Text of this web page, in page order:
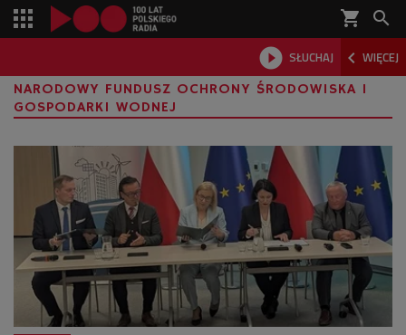
shopping_cart 
 SŁUCHAJ  WIĘCEJ

NARODOWY FUNDUSZ OCHRONY ŚRODOWISKA I
GOSPODARKI WODNEJ